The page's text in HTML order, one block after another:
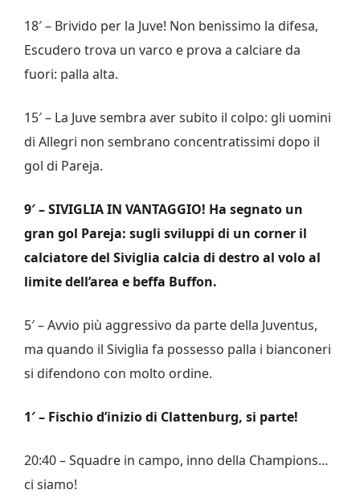
18′ – Brivido per la Juve! Non benissimo la difesa,
Escudero trova un varco e prova a calciare da
fuori: palla alta.
15′ – La Juve sembra aver subito il colpo: gli uomini
di Allegri non sembrano concentratissimi dopo il
gol di Pareja.
9′ – SIVIGLIA IN VANTAGGIO! Ha segnato un
gran gol Pareja: sugli sviluppi di un corner il
calciatore del Siviglia calcia di destro al volo al
limite dell’area e beffa Buffon.
5′ – Avvio più aggressivo da parte della Juventus,
ma quando il Siviglia fa possesso palla i bianconeri
si difendono con molto ordine.
1′ – Fischio d’inizio di Clattenburg, si parte!
20:40 – Squadre in campo, inno della Champions…
ci siamo!